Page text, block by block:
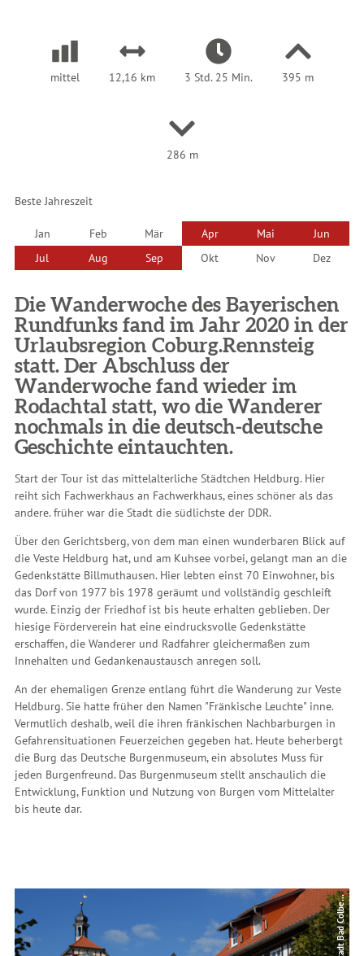
mittel 12,16 km 3 Std. 25 Min. 395 m
286 m
Beste Jahreszeit
Jan Feb Mär Apr Mai
Jun
Jul
Aug Sep Okt Nov Dez
Die Wanderwoche des Bayerischen
Rundfunks fand im Jahr 2020 in der
Urlaubsregion Coburg.Rennsteig
statt. Der Abschluss der
Wanderwoche fand wieder im
Rodachtal statt, wo die Wanderer
nochmals in die deutsch-deutsche
Geschichte eintauchten.
Start der Tour ist das mittelalterliche Städtchen Heldburg. Hier
reiht sich Fachwerkhaus an Fachwerkhaus, eines schöner als das
andere. früher war die Stadt die südlichste der DDR.
Über den Gerichtsberg, von dem man einen wunderbaren Blick auf
die Veste Heldburg hat, und am Kuhsee vorbei, gelangt man an die
Gedenkstätte Billmuthausen. Hier lebten einst 70 Einwohner, bis
das Dorf von 1977 bis 1978 geräumt und vollständig geschleift
wurde. Einzig der Friedhof ist bis heute erhalten geblieben. Der
hiesige Förderverein hat eine eindrucksvolle Gedenkstätte
erschaffen, die Wanderer und Radfahrer gleichermaßen zum
Innehalten und Gedankenaustausch anregen soll.
An der ehemaligen Grenze entlang führt die Wanderung zur Veste
Heldburg. Sie hatte früher den Namen "Fränkische Leuchte" inne.
Vermutlich deshalb, weil die ihren fränkischen Nachbarburgen in
Gefahrensituationen Feuerzeichen gegeben hat. Heute beherbergt
die Burg das Deutsche Burgenmuseum, ein absolutes Muss für
jeden Burgenfreund. Das Burgenmuseum stellt anschaulich die
Entwicklung, Funktion und Nutzung von Burgen vom Mittelalter
bis heute dar.
©
g
g